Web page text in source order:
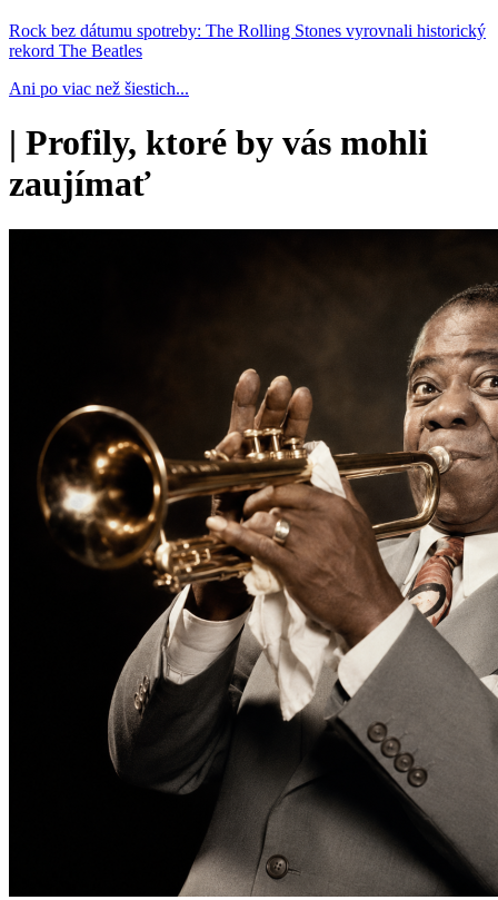
Rock bez dátumu spotreby: The Rolling Stones vyrovnali historický
rekord The Beatles
Ani po viac než šiestich...
| Profily, ktoré by vás mohli
zaujímať